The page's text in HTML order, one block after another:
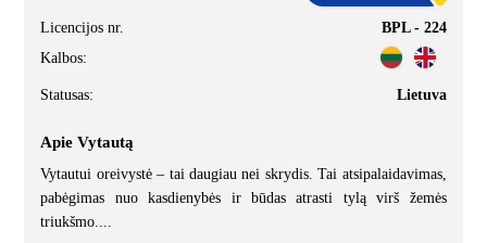
Licencijos nr.
BPL - 224
Kalbos:
Statusas: Lietuva
Apie Vytautą
Vytautui oreivystė – tai daugiau nei skrydis. Tai atsipalaidavimas,
pabėgimas nuo kasdienybės ir būdas atrasti tylą virš žemės
triukšmo....